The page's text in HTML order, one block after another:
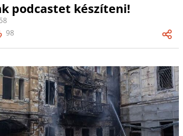
podcastet készíteni!
98